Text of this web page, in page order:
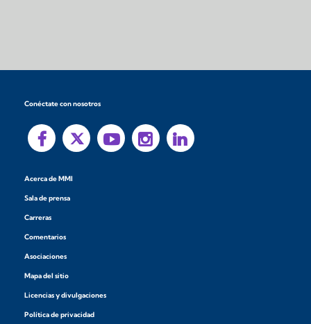
Conéctate con nosotros
Acerca de MMI
Sala de prensa
Carreras
Comentarios
Asociaciones
Mapa del sitio
Licencias y divulgaciones
Política de privacidad